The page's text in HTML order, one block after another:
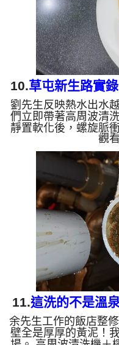
10.草屯新生路實
管裡
劉先生反映熱水出水
們立即帶著高周波清
靜置軟化後，螺旋脈
顏色越來越深，經過
復。 為什麼水管需
不走管壁陳年汙垢。
居家隱患： 棕色（
（氧化錳）： 常見於
合金接頭氧化。 乳
觀
11.這洗的不是溫
德陽
余先生工作的飯店整
壁全是厚厚的黃泥！